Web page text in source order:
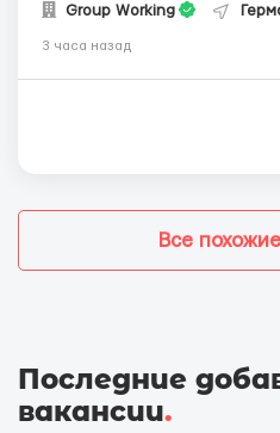
Group Working
3 часа назад
Все
Последние
вакансии.